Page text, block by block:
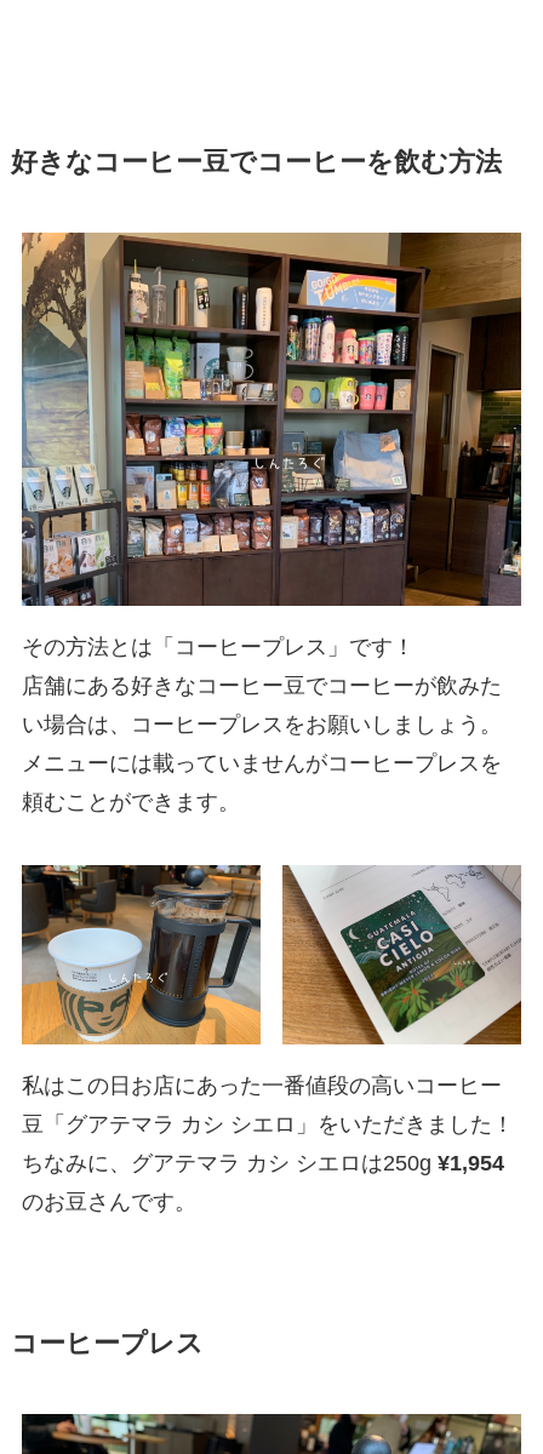
好きなコーヒー豆でコーヒーを飲む方法
その方法とは「コーヒープレス」です！
店舗にある好きなコーヒー豆でコーヒーが飲みた
い場合は、コーヒープレスをお願いしましょう。
メニューには載っていませんがコーヒープレスを
頼むことができます。
私はこの日お店にあった一番値段の高いコーヒー
豆「グアテマラ カシ シエロ」をいただきました！
ちなみに、
グアテマラ カシ シエロは250g ¥1,954
のお豆さんです。
コーヒープレス